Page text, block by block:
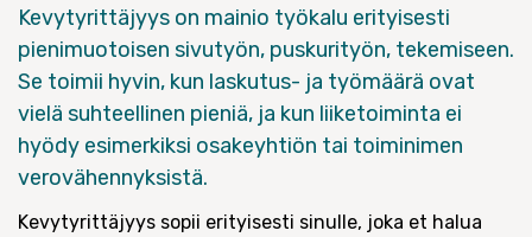
Kevytyrittäjyys on mainio työkalu erityisesti
pienimuotoisen sivutyön, puskurityön, tekemiseen.
Se toimii hyvin, kun laskutus- ja työmäärä ovat
vielä suhteellinen pieniä, ja kun liiketoiminta ei
hyödy esimerkiksi osakeyhtiön tai toiminimen
verovähennyksistä.
Kevytyrittäjyys sopii erityisesti sinulle, joka et halua